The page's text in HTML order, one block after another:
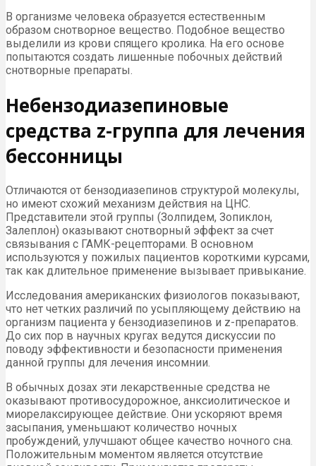
В организме человека образуется естественным
образом снотворное вещество. Подобное вещество
выделили из крови спящего кролика. На его основе
попытаются создать лишенные побочных действий
снотворные препараты.
Небензодиазепиновые
средства z-группа для лечения
бессонницы
Отличаются от бензодиазепинов структурой молекулы,
но имеют схожий механизм действия на ЦНС.
Представители этой группы (Золпидем, Зопиклон,
Залеплон) оказывают снотворный эффект за счет
связывания с ГАМК-рецепторами. В основном
используются у пожилых пациентов короткими курсами,
так как длительное применение вызывает привыкание.
Исследования американских физиологов показывают,
что нет четких различий по усыпляющему действию на
организм пациента у бензодиазепинов и z-препаратов.
До сих пор в научных кругах ведутся дискуссии по
поводу эффективности и безопасности применения
данной группы для лечения инсомнии.
В обычных дозах эти лекарственные средства не
оказывают противосудорожное, анксиолитическое и
миорелаксирующее действие. Они ускоряют время
засыпания, уменьшают количество ночных
пробуждений, улучшают общее качество ночного сна.
Положительным моментом является отсутствие